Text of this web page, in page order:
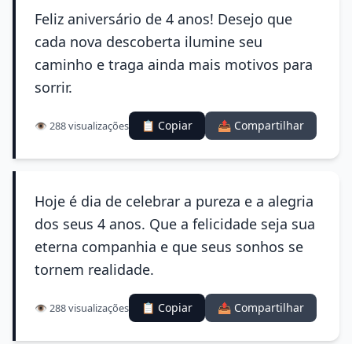
Feliz aniversário de 4 anos! Desejo que
cada nova descoberta ilumine seu
caminho e traga ainda mais motivos para
sorrir.
👁️ 288 visualizações 📋 Copiar 📤 Compartilhar
Hoje é dia de celebrar a pureza e a alegria
dos seus 4 anos. Que a felicidade seja sua
eterna companhia e que seus sonhos se
tornem realidade.
👁️ 288 visualizações 📋 Copiar 📤 Compartilhar